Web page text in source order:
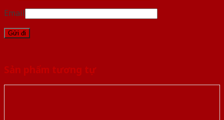
Email
Sản phẩm tương tự